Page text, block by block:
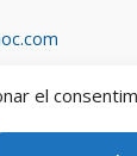
el